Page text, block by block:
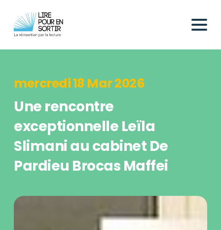
mercredi 18 Mar 2026
Une rencontre
exceptionnelle Leïla
Slimani au cabinet De
Pardieu Brocas Maffei